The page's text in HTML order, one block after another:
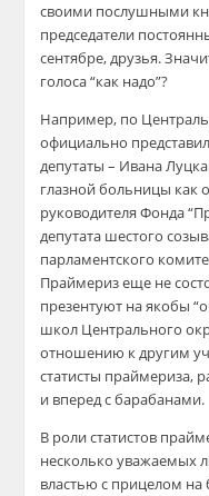
своими послушными
председатели
сентябре, друзья.
голоса “как надо”?
Например, по
официально
депутаты – Ивана
глазной больницы как
руководителя Фонда
депутата шестого
парламентского
Праймериз еще не
презентуют на якобы
школ Центрального
отношению к другим
статисты праймериза,
и вперед с барабанами.
В роли статистов
несколько уважаемых
властью с прицелом